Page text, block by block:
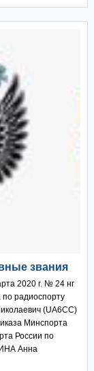
звания
2020 г. № 24 нг
радиоспорту
(UA6CC)
Минспорта
России по
Анна